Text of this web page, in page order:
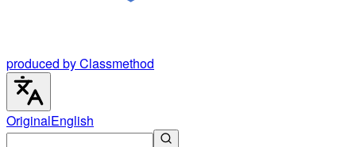
produced by Classmethod
OriginalEnglish